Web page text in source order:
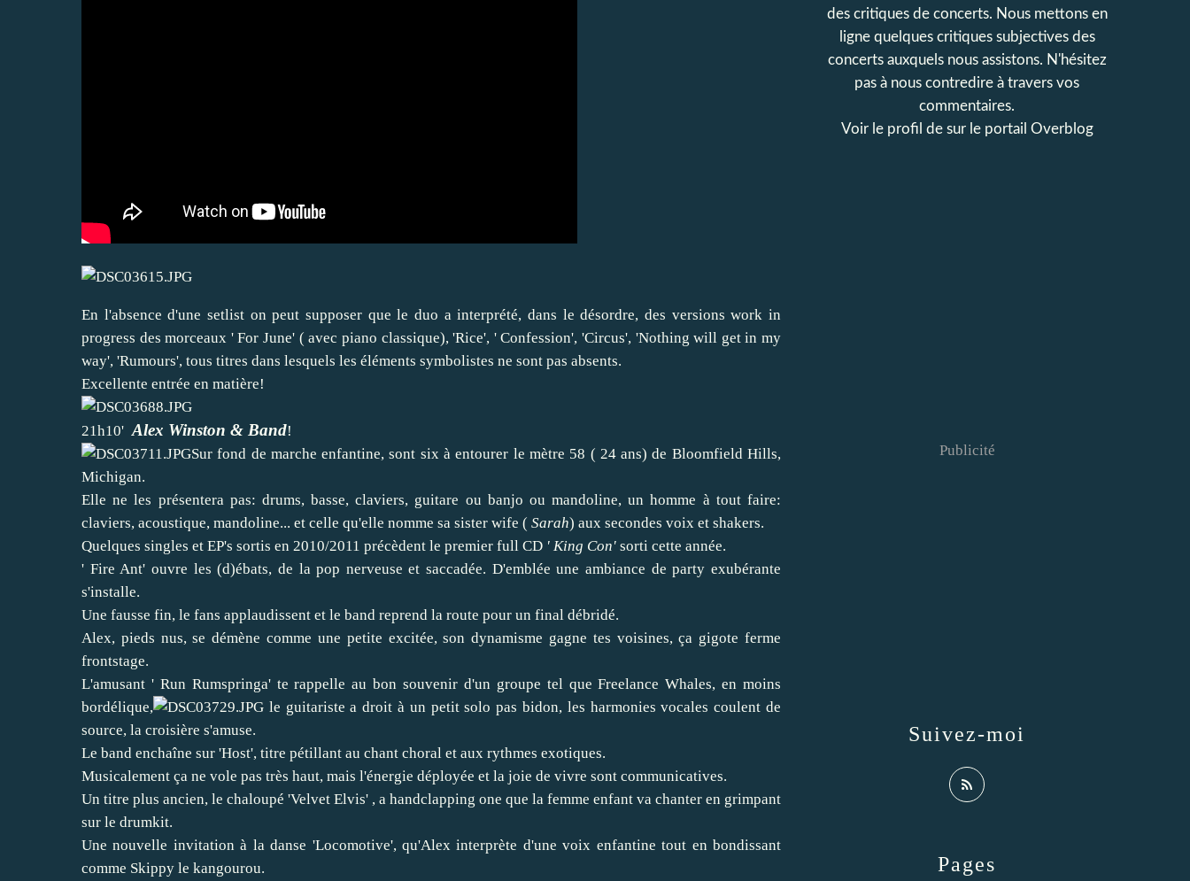
En l'absence d'une setlist on peut supposer que le duo a interprété, dans le désordre, des versions work in
progress des morceaux ' For June' ( avec piano classique), 'Rice', ' Confession', 'Circus', 'Nothing will get in my
way', 'Rumours', tous titres dans lesquels les éléments symbolistes ne sont pas absents.
Excellente entrée en matière!
21h10' Alex Winston & Band!
Sur fond de marche enfantine, sont six à entourer le mètre 58 ( 24 ans) de Bloomfield Hills,
Michigan.
Elle ne les présentera pas: drums, basse, claviers, guitare ou banjo ou mandoline, un homme à tout faire:
claviers, acoustique, mandoline... et celle qu'elle nomme sa sister wife ( Sarah) aux secondes voix et shakers.
Quelques singles et EP's sortis en 2010/2011 précèdent le premier full CD ' King Con' sorti cette année.
' Fire Ant' ouvre les (d)ébats, de la pop nerveuse et saccadée. D'emblée une ambiance de party exubérante
s'installe.
Une fausse fin, le fans applaudissent et le band reprend la route pour un final débridé.
Alex, pieds nus, se démène comme une petite excitée, son dynamisme gagne tes voisines, ça gigote ferme
frontstage.
L'amusant ' Run Rumspringa' te rappelle au bon souvenir d'un groupe tel que Freelance Whales, en moins
bordélique,
le guitariste a droit à un petit solo pas bidon, les harmonies vocales coulent de
source, la croisière s'amuse.
Le band enchaîne sur 'Host', titre pétillant au chant choral et aux rythmes exotiques.
Musicalement ça ne vole pas très haut, mais l'énergie déployée et la joie de vivre sont communicatives.
Un titre plus ancien, le chaloupé 'Velvet Elvis' , a handclapping one que la femme enfant va chanter en grimpant
sur le drumkit.
Une nouvelle invitation à la danse 'Locomotive', qu'Alex interprète d'une voix enfantine tout en bondissant
comme Skippy le kangourou.
Pages
des critiques de concerts. Nous mettons en
ligne quelques critiques subjectives des
concerts auxquels nous assistons. N'hésitez
pas à nous contredire à travers vos
commentaires.
Voir le profil de sur le portail Overblog
Suivez-moi
Publicité